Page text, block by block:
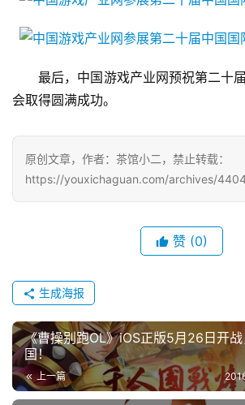
游
茶
接
上
海
文
中
国
)
最后，中国游戏产业网预祝第二十
会取得圆满成功。
原创文章，作者：茶馆小二，禁止转载：
https://youxichaguan.com/archives/
赞 (0)
生成海报
《曹操别跑OL》iOS正版5月26日开
国！
上一篇